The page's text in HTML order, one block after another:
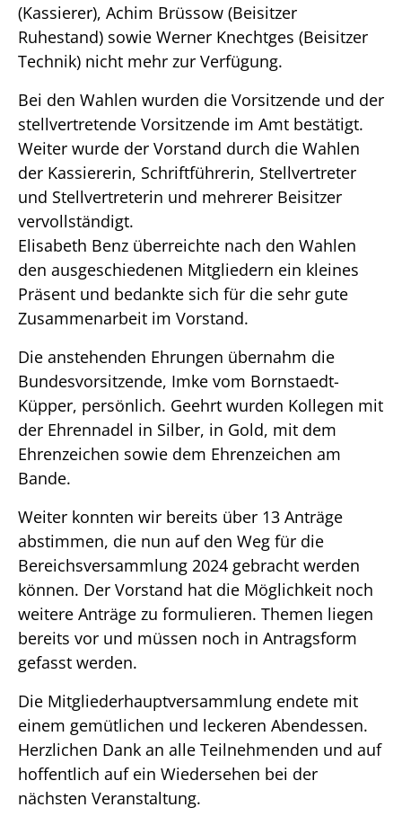
(Kassierer), Achim Brüssow (Beisitzer
Ruhestand) sowie Werner Knechtges (Beisitzer
Technik) nicht mehr zur Verfügung.
Bei den Wahlen wurden die Vorsitzende und der
stellvertretende Vorsitzende im Amt bestätigt.
Weiter wurde der Vorstand durch die Wahlen
der Kassiererin, Schriftführerin, Stellvertreter
und Stellvertreterin und mehrerer Beisitzer
vervollständigt.
Elisabeth Benz überreichte nach den Wahlen
den ausgeschiedenen Mitgliedern ein kleines
Präsent und bedankte sich für die sehr gute
Zusammenarbeit im Vorstand.
Die anstehenden Ehrungen übernahm die
Bundesvorsitzende, Imke vom Bornstaedt-
Küpper, persönlich. Geehrt wurden Kollegen mit
der Ehrennadel in Silber, in Gold, mit dem
Ehrenzeichen sowie dem Ehrenzeichen am
Bande.
Weiter konnten wir bereits über 13 Anträge
abstimmen, die nun auf den Weg für die
Bereichsversammlung 2024 gebracht werden
können. Der Vorstand hat die Möglichkeit noch
weitere Anträge zu formulieren. Themen liegen
bereits vor und müssen noch in Antragsform
gefasst werden.
Die Mitgliederhauptversammlung endete mit
einem gemütlichen und leckeren Abendessen.
Herzlichen Dank an alle Teilnehmenden und auf
hoffentlich auf ein Wiedersehen bei der
nächsten Veranstaltung.